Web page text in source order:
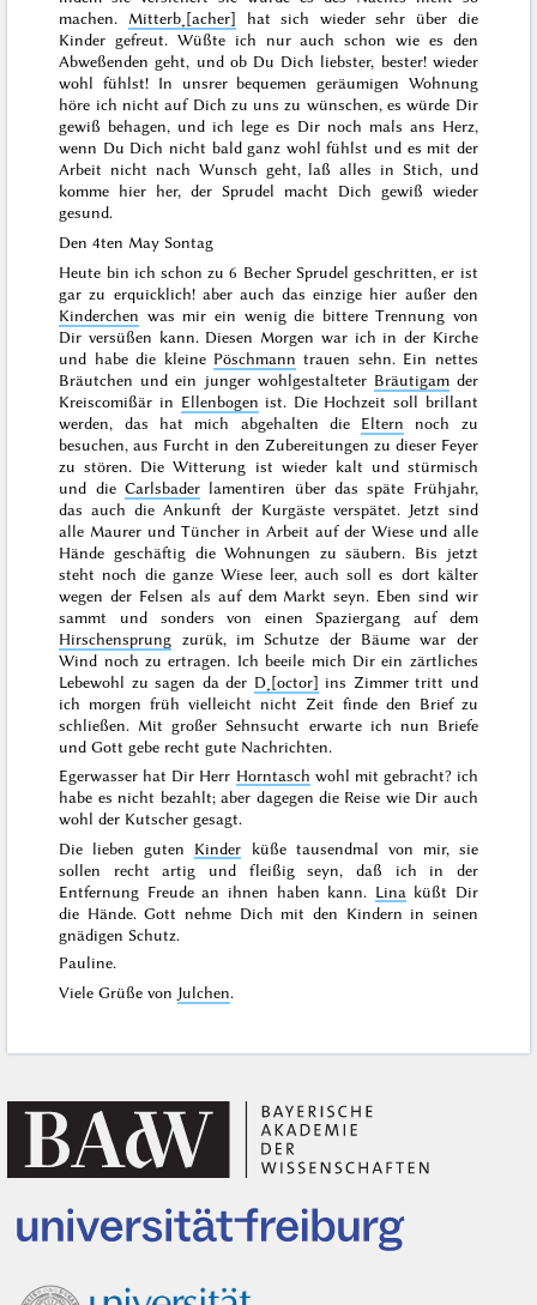
machen. Mitterb˖[acher] hat sich wieder sehr über die
Kinder gefreut. Wüßte ich nur auch schon wie es den
Abweßenden geht, und ob Du Dich liebster, bester! wieder
wohl fühlst! In unsrer bequemen geräumigen Wohnung
höre ich nicht auf Dich zu uns zu wünschen, es würde Dir
gewiß behagen, und ich lege es Dir noch mals ans Herz,
wenn Du Dich nicht bald ganz wohl fühlst und es mit der
Arbeit nicht nach Wunsch geht, laß alles in Stich, und
komme hier her, der Sprudel macht Dich gewiß wieder
gesund.
Den 4ten May Sontag
Heute bin ich schon zu 6 Becher Sprudel geschritten, er ist
gar zu erquicklich! aber auch das einzige hier außer den
Kinderchen was mir ein wenig die bittere Trennung von
Dir versüßen kann. Diesen Morgen war ich in der Kirche
und habe die kleine Pöschmann trauen sehn. Ein nettes
Bräutchen und ein junger wohlgestalteter Bräutigamder
Kreiscomißär in Ellenbogen ist. Die Hochzeit soll brillant
werden, das hat mich abgehalten die Eltern noch zu
besuchen, aus Furcht in den Zubereitungen zu dieser Feyer
zu stören. Die Witterung ist wieder kalt und stürmisch
und die Carlsbaderlamentiren über das späte Frühjahr,
das auch die Ankunft der Kurgäste verspätet. Jetzt sind
alle Maurer und Tüncher in Arbeit auf der Wiese und alle
Hände geschäftig die Wohnungen zu säubern. Bis jetzt
steht noch die ganze Wiese leer, auch soll es dort kälter
wegen der Felsen als auf dem Markt seyn. Eben sind wir
sammt und sonders von einen Spaziergang auf dem
Hirschensprung zurük, im Schutze der Bäume war der
Wind noch zu ertragen. Ich beeile mich Dir ein zärtliches
Lebewohl zu sagen da der D˖[octor] ins Zimmer tritt und
ich morgen früh vielleicht nicht Zeit finde den Brief zu
schließen. Mit großer Sehnsucht erwarte ich nun Briefe
und Gott gebe recht gute Nachrichten.
Egerwasser hat Dir Herr Horntasch wohl mit gebracht? ich
habe es nicht bezahlt; aber dagegen die Reise wie Dir auch
wohl der Kutscher gesagt.
Die lieben guten Kinder küße tausendmal von mir, sie
sollen recht artig und fleißig seyn, daß ich in der
Entfernung Freude an ihnen haben kann. Lina küßt Dir
die Hände. Gott nehme Dich mit den Kindern in seinen
gnädigen Schutz.
Pauline.
Viele Grüße von Julchen.